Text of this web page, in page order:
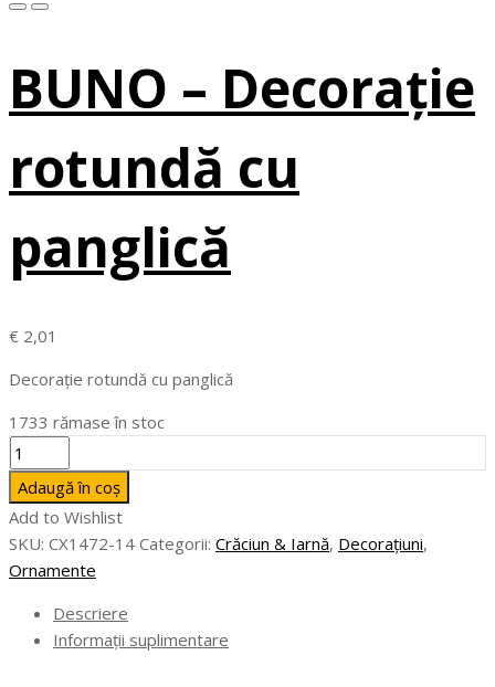
BUNO – Decorație
rotundă cu
panglică
€ 2,01
Decorație rotundă cu panglică
1733 rămase în stoc
Cantitate
BUNO
-
Decorație
rotundă
cu
panglică
Adaugă în coș
Add to Wishlist
SKU: CX1472-14 Categorii: Crăciun & Iarnă, Decorațiuni,
Ornamente
Descriere
Informații suplimentare